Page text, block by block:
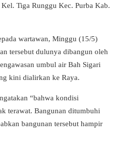
Tiga Runggu Kec. Purba Kab.
wartawan, Minggu (15/5)
tersebut dulunya dibangun oleh
umbul air Bah Sigari
kini dialirkan ke Raya.
“bahwa kondisi
terawat. Bangunan ditumbuhi
bangunan tersebut hampir